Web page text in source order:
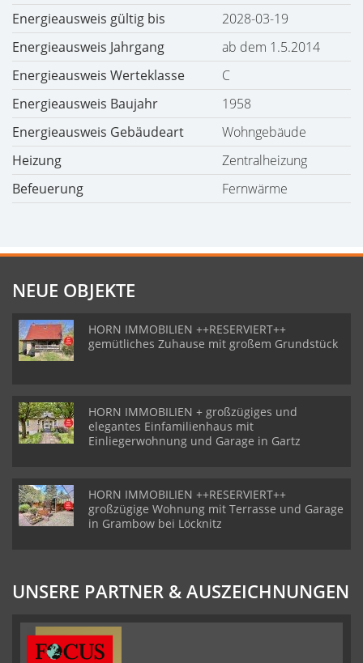
Energieausweis gültig bis
2028-03-19
Energieausweis Jahrgang
ab dem 1.5.2014
Energieausweis Werteklasse
C
Energieausweis Baujahr
1958
Energieausweis Gebäudeart
Wohngebäude
Heizung
Zentralheizung
Befeuerung
Fernwärme
NEUE OBJEKTE
HORN IMMOBILIEN ++RESERVIERT++
gemütliches Zuhause mit großem Grundstück
HORN IMMOBILIEN + großzügiges und
elegantes Einfamilienhaus mit
Einliegerwohnung und Garage in Gartz
HORN IMMOBILIEN ++RESERVIERT++
großzügige Wohnung mit Terrasse und Garage
in Grambow bei Löcknitz
UNSERE PARTNER & AUSZEICHNUNGEN